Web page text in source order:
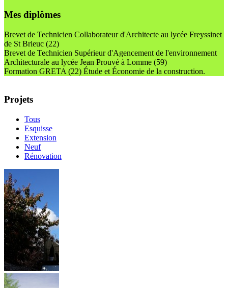
Mes diplômes
Brevet de Technicien Collaborateur d'Architecte au lycée Freyssinet
de St Brieuc (22)
Brevet de Technicien Supérieur d'Agencement de l'environnement
Architecturale au lycée Jean Prouvé à Lomme (59)
Formation GRETA (22) Étude et Économie de la construction.
Projets
Tous
Esquisse
Extension
Neuf
Rénovation